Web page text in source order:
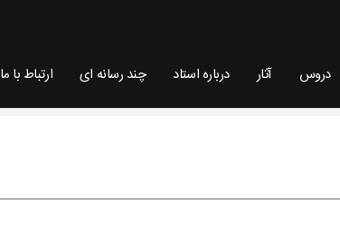
دروس آثار درباره استاد چند رسانه ای ارتباط با ما